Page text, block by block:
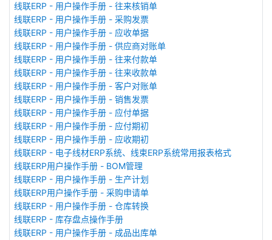
线联ERP - 用户操作手册 - 往来核销单
线联ERP - 用户操作手册 - 采购发票
线联ERP - 用户操作手册 - 应收单据
线联ERP - 用户操作手册 - 供应商对账单
线联ERP - 用户操作手册 - 往来付款单
线联ERP - 用户操作手册 - 往来收款单
线联ERP - 用户操作手册 - 客户对账单
线联ERP - 用户操作手册 - 销售发票
线联ERP - 用户操作手册 - 应付单据
线联ERP - 用户操作手册 - 应付期初
线联ERP - 用户操作手册 - 应收期初
线联ERP - 电子线材ERP系统、线束ERP系统常用报表格式
线联ERP用户操作手册 - BOM管理
线联ERP - 用户操作手册 - 生产计划
线联ERP用户操作手册 - 采购申请单
线联ERP - 用户操作手册 - 仓库转换
线联ERP - 库存盘点操作手册
线联ERP - 用户操作手册 - 成品出库单